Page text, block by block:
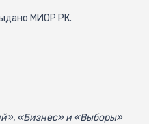
МИОР РК.
«Бизнес» и «Выборы»